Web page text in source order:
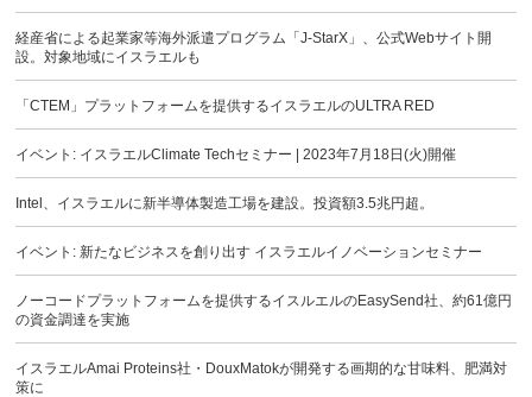
経産省による起業家等海外派遣プログラム「J-StarX」、公式Webサイト開
設。対象地域にイスラエルも
「CTEM」プラットフォームを提供するイスラエルのULTRA RED
イベント: イスラエルClimate Techセミナー | 2023年7月18日(火)開催
Intel、イスラエルに新半導体製造工場を建設。投資額3.5兆円超。
イベント: 新たなビジネスを創り出す イスラエルイノベーションセミナー
ノーコードプラットフォームを提供するイスルエルのEasySend社、約61億円
の資金調達を実施
イスラエルAmai Proteins社・DouxMatokが開発する画期的な甘味料、肥満対
策に